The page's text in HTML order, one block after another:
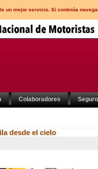
un mejor servicio. Si continúa
Colaboradores
desde el cielo